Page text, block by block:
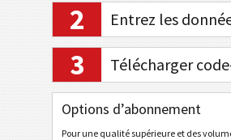
GS1-DataBar
GS1-128
GS1-DataBar
2 Entrez les
3 Télécharger
Options d’abonnement
Pour une qualité supérieure et des